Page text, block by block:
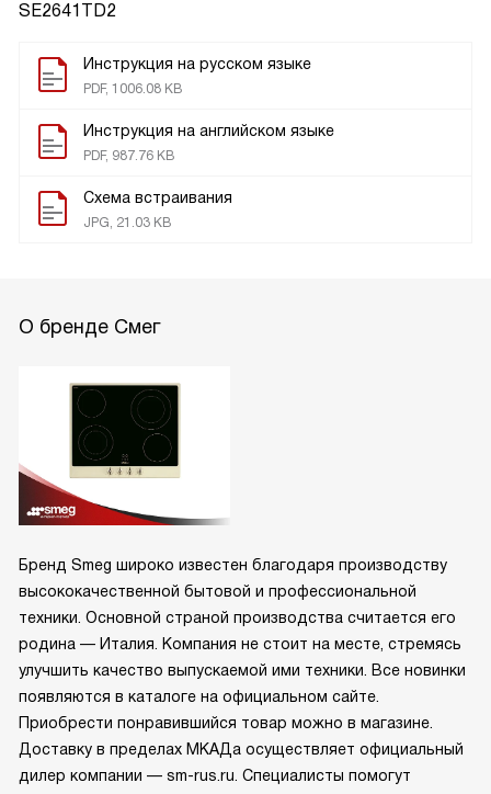
SE2641TD2
Инструкция на русском языке
PDF, 1006.08 KB
Инструкция на английском языке
PDF, 987.76 KB
Схема встраивания
JPG, 21.03 KB
О бренде Смег
Бренд Smeg широко известен благодаря производству
высококачественной бытовой и профессиональной
техники. Основной страной производства считается его
родина — Италия. Компания не стоит на месте, стремясь
улучшить качество выпускаемой ими техники. Все новинки
появляются в каталоге на официальном сайте.
Приобрести понравившийся товар можно в магазине.
Доставку в пределах МКАДа осуществляет официальный
дилер компании — sm-rus.ru. Специалисты помогут